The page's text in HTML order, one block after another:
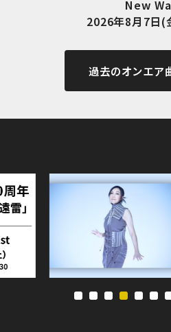
New
2026年8月7日(
過去のオンエア